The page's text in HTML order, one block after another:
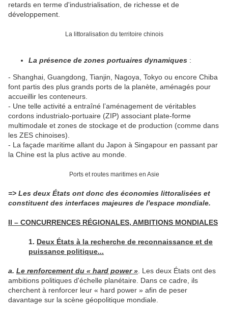
retards en terme d'industrialisation, de richesse et de
développement.
La littoralisation du territoire chinois
La présence de zones portuaires dynamiques :
- Shanghai, Guangdong, Tianjin, Nagoya, Tokyo ou encore Chiba
font partis des plus grands ports de la planète, aménagés pour
accueillir les conteneurs.
- Une telle activité a entraîné l’aménagement de véritables
cordons industrialo-portuaire (ZIP) associant plate-forme
multimodale et zones de stockage et de production (comme dans
les ZES chinoises).
- La façade maritime allant du Japon à Singapour en passant par
la Chine est la plus active au monde.
Ports et routes maritimes en Asie
=> Les deux États ont donc des économies littoralisées et
constituent des interfaces majeures de l'espace mondiale.
II – CONCURRENCES RÉGIONALES, AMBITIONS MONDIALES
1. Deux États à la recherche de reconnaissance et de
puissance politique...
a. Le renforcement du « hard power » . Les deux États ont des
ambitions politiques d'échelle planétaire. Dans ce cadre, ils
cherchent à renforcer leur « hard power » afin de peser
davantage sur la scène géopolitique mondiale.